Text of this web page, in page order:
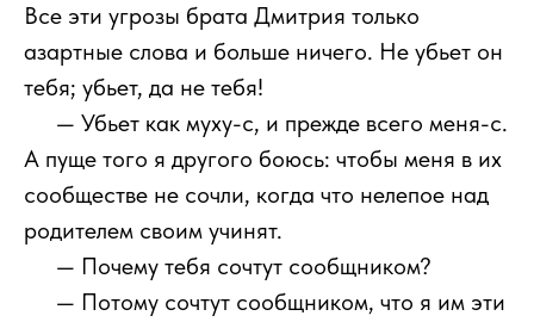
Все эти угрозы брата Дмитрия только
азартные слова и больше ничего. Не убьет он
тебя; убьет, да не тебя!
— Убьет как муху-с, и прежде всего меня-с.
А пуще того я другого боюсь: чтобы меня в их
сообществе не сочли, когда что нелепое над
родителем своим учинят.
— Почему тебя сочтут сообщником?
— Потому сочтут сообщником, что я им эти